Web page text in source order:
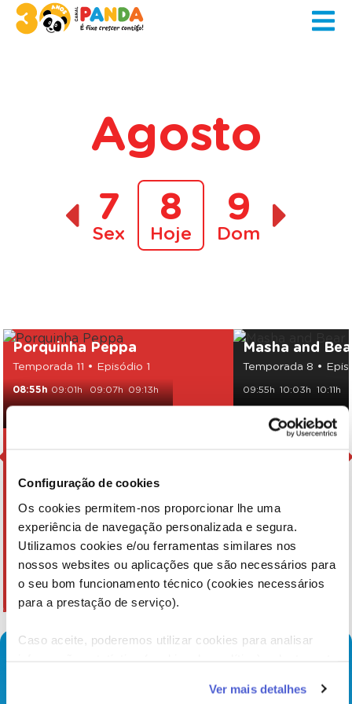
Configuração de cookies
Os cookies permitem-nos proporcionar lhe uma
experiência de navegação personalizada e segura.
Utilizamos cookies e/ou ferramentas similares nos
nossos websites ou aplicações que são necessários para
o seu bom funcionamento técnico (cookies necessários
para a prestação de serviço).
Caso aceite, poderemos utilizar cookies para analisar
funcionalidades (cookies de personalização e
Ver mais detalhes
Agosto
7
Sex
8
Hoje
9
Dom
Porquinha Peppa
Temporada 11 • Episódio 1
08:55h 09:01h 09:07h 09:13h
09:19h
09:25h 09:31h
Masha and
Temporada 8 •
09:55h 10:03h 10:11h
15:00h 15:08h 15:16h